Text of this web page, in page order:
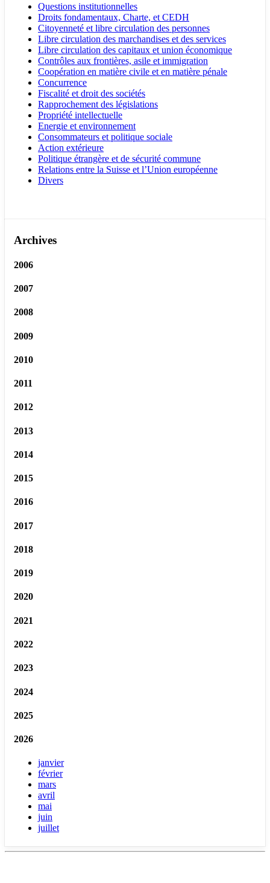
Questions institutionnelles
Droits fondamentaux, Charte, et CEDH
Citoyenneté et libre circulation des personnes
Libre circulation des marchandises et des services
Libre circulation des capitaux et union économique
Contrôles aux frontières, asile et immigration
Coopération en matière civile et en matière pénale
Concurrence
Fiscalité et droit des sociétés
Rapprochement des législations
Propriété intellectuelle
Energie et environnement
Consommateurs et politique sociale
Action extérieure
Politique étrangère et de sécurité commune
Relations entre la Suisse et l’Union européenne
Divers
Archives
2006
2007
2008
2009
2010
2011
2012
2013
2014
2015
2016
2017
2018
2019
2020
2021
2022
2023
2024
2025
2026
janvier
février
mars
avril
mai
juin
juillet